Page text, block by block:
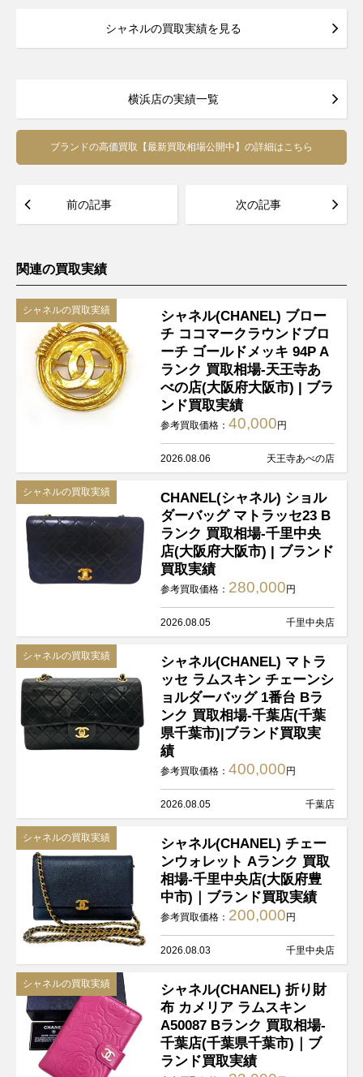
シャネルの買取実績を見る
横浜店の実績一覧
ブランドの高価買取【最新買取相場公開中】の詳細はこちら
前の記事 次の記事
関連の買取実績
シャネルの買取実績
シャネル(CHANEL) ブロー
チ ココマークラウンドブロ
ーチ ゴールドメッキ 94P A
ランク 買取相場-天王寺あ
べの店(大阪府大阪市) | ブラ
ンド買取実績
参考買取価格：40,000 円
2026.08.06 天王寺あべの店
シャネルの買取実績
CHANEL(シャネル) ショル
ダーバッグ マトラッセ23 B
ランク 買取相場-千里中央
店(大阪府大阪市) | ブランド
買取実績
参考買取価格： 280,000 円
2026.08.05 千里中央店
シャネルの買取実績
シャネル(CHANEL) マトラ
ッセ ラムスキン チェーンシ
ョルダーバッグ 1番台 Bラ
ンク 買取相場-千葉店(千葉
県千葉市)|ブランド買取実
績
参考買取価格：400,000 円
2026.08.05 千葉店
シャネルの買取実績
シャネル(CHANEL) チェー
ンウォレット Aランク 買取
相場-千里中央店(大阪府豊
中市)｜ブランド買取実績
参考買取価格： 200,000 円
2026.08.03 千里中央店
シャネルの買取実績
シャネル(CHANEL) 折り財
布 カメリア ラムスキン
A50087 Bランク 買取相場-
千葉店(千葉県千葉市)｜ブ
ランド買取実績